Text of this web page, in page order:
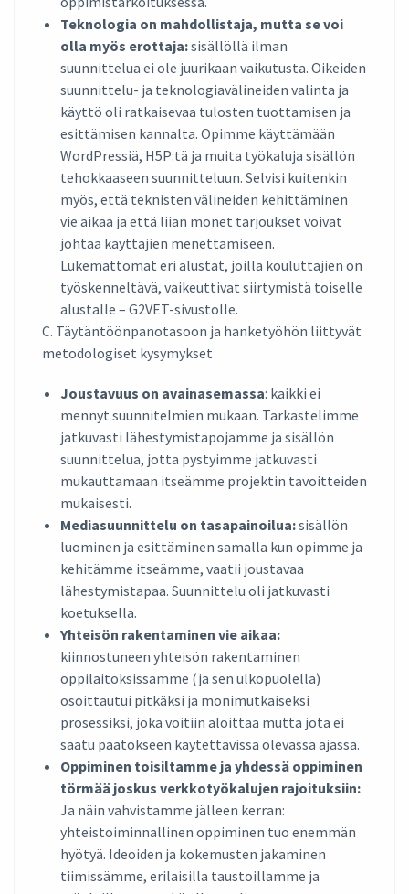
Teknologia on mahdollistaja, mutta se voi
olla myös erottaja:sisällöllä ilman
suunnittelua ei ole juurikaan vaikutusta. Oikeiden
suunnittelu- ja teknologiavälineiden valinta ja
käyttö oli ratkaisevaa tulosten tuottamisen ja
esittämisen kannalta. Opimme käyttämään
WordPressiä, H5P:tä ja muita työkaluja sisällön
tehokkaaseen suunnitteluun. Selvisi kuitenkin
myös, että teknisten välineiden kehittäminen
vie aikaa ja että liian monet tarjoukset voivat
johtaa käyttäjien menettämiseen.
Lukemattomat eri alustat, joilla kouluttajien on
työskenneltävä, vaikeuttivat siirtymistä toiselle
alustalle – G2VET-sivustolle.
C. Täytäntöönpanotasoon ja hanketyöhön liittyvät
metodologiset kysymykset
Joustavuus on avainasemassa: kaikki ei
mennyt suunnitelmien mukaan. Tarkastelimme
jatkuvasti lähestymistapojamme ja sisällön
suunnittelua, jotta pystyimme jatkuvasti
mukauttamaan itseämme projektin tavoitteiden
mukaisesti.
Mediasuunnittelu on tasapainoilua:sisällön
luominen ja esittäminen samalla kun opimme ja
kehitämme itseämme, vaatii joustavaa
lähestymistapaa. Suunnittelu oli jatkuvasti
koetuksella.
Yhteisön rakentaminen vie aikaa:
kiinnostuneen yhteisön rakentaminen
oppilaitoksissamme (ja sen ulkopuolella)
osoittautui pitkäksi ja monimutkaiseksi
prosessiksi, joka voitiin aloittaa mutta jota ei
saatu päätökseen käytettävissä olevassa ajassa.
Oppiminen toisiltamme ja yhdessä oppiminen
törmää joskus verkkotyökalujen rajoituksiin:
Ja näin vahvistamme jälleen kerran:
yhteistoiminnallinen oppiminen tuo enemmän
hyötyä. Ideoiden ja kokemusten jakaminen
tiimissämme, erilaisilla taustoillamme ja